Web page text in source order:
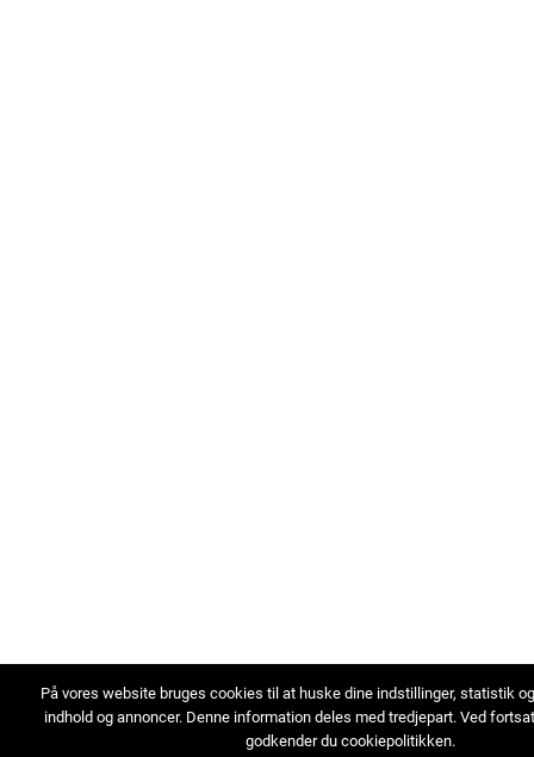
På vores website bruges cookies til at huske dine indstillinger, statistik
indhold og annoncer. Denne information deles med tredjepart. Ved
godkender du cookiepolitikken.